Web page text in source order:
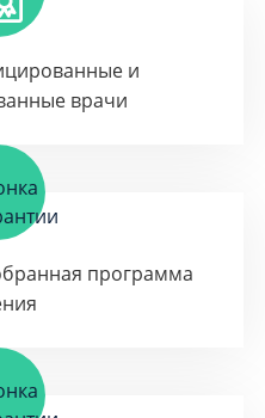
и
врачи
программа